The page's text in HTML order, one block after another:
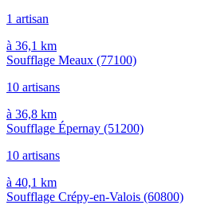
1 artisan
à 36,1 km
Soufflage Meaux (77100)
10 artisans
à 36,8 km
Soufflage Épernay (51200)
10 artisans
à 40,1 km
Soufflage Crépy-en-Valois (60800)